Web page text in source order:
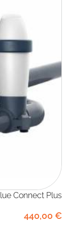
Blue Connect Plus
440,00 €